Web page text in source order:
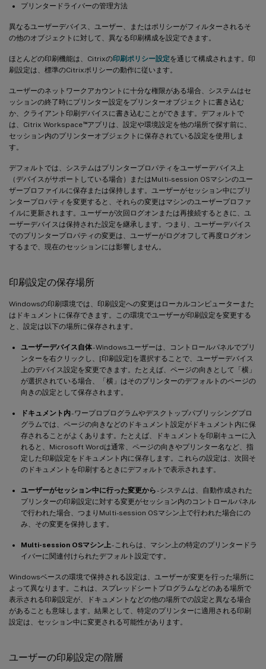
プリンタードライバーの管理方法
異なるユーザーデバイス、ユーザー、またはポリシーがフィルターされるそ
の他のオブジェクトに対して、異なる印刷構成を設定できます。
ほとんどの印刷機能は、Citrixの印刷ポリシー設定を通じて構成されます。印
刷設定は、標準のCitrixポリシーの動作に従います。
ユーザーのネットワークアカウントに十分な権限がある場合、システムはセ
ッションの終了時にプリンター設定をプリンターオブジェクトに書き込む
か、クライアント印刷デバイスに書き込むことができます。デフォルトで
は、Citrix Workspace™アプリは、設定や環境設定を他の場所で探す前に、
セッション内のプリンターオブジェクトに保存されている設定を使用しま
す。
デフォルトでは、システムはプリンタープロパティをユーザーデバイス上
（デバイスがサポートしている場合）またはMulti-session OSマシンのユー
ザープロファイルに保存または保持します。ユーザーがセッション中にプリ
ンタープロパティを変更すると、それらの変更はマシンのユーザープロファ
イルに更新されます。ユーザーが次回ログオンまたは再接続するときに、ユ
ーザーデバイスは保持された設定を継承します。つまり、ユーザーデバイス
でのプリンタープロパティの変更は、ユーザーがログオフして再度ログオン
するまで、現在のセッションには影響しません。
印刷設定の保存場所
Windowsの印刷環境では、印刷設定への変更はローカルコンピューターまた
はドキュメントに保存できます。この環境でユーザーが印刷設定を変更する
と、設定は以下の場所に保存されます。
ユーザーデバイス自体- Windowsユーザーは、コントロールパネルでプリ
ンターを右クリックし、[印刷設定]を選択することで、ユーザーデバイス
上のデバイス設定を変更できます。たとえば、ページの向きとして「横」
が選択されている場合、「横」はそのプリンターのデフォルトのページの
向きの設定として保存されます。
ドキュメント内- ワープロプログラムやデスクトップパブリッシングプロ
グラムでは、ページの向きなどのドキュメント設定がドキュメント内に保
存されることがよくあります。たとえば、ドキュメントを印刷キューに入
れると、Microsoft Wordは通常、ページの向きやプリンター名など、指
定した印刷設定をドキュメント内に保存します。これらの設定は、次回そ
のドキュメントを印刷するときにデフォルトで表示されます。
ユーザーがセッション中に行った変更から- システムは、自動作成された
プリンターの印刷設定に対する変更がセッション内のコントロールパネル
で行われた場合、つまりMulti-session OSマシン上で行われた場合にの
み、その変更を保持します。
Multi-session OSマシン上- これらは、マシン上の特定のプリンタードラ
イバーに関連付けられたデフォルト設定です。
Windowsベースの環境で保持される設定は、ユーザーが変更を行った場所に
よって異なります。これは、スプレッドシートプログラムなどのある場所で
表示される印刷設定が、ドキュメントなどの他の場所での設定と異なる場合
があることも意味します。結果として、特定のプリンターに適用される印刷
設定は、セッション中に変更される可能性があります。
ユーザーの印刷設定の階層